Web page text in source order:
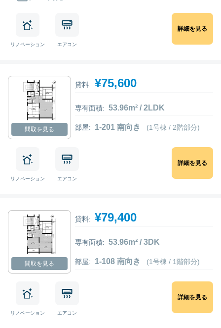
リノベーション エアコン
詳細を見る
間取を見る
貸料: ¥75,600
専有面積: 53.96m² / 2LDK
部屋: 1-201 南向き (1号棟 / 2階部分)
リノベーション エアコン
詳細を見る
間取を見る
貸料: ¥79,400
専有面積: 53.96m² / 3DK
部屋: 1-108 南向き (1号棟 / 1階部分)
リノベーション エアコン
詳細を見る